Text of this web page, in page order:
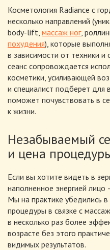
Косметология Radiance с
несколько направлений
body-lift массаж ног,
похудения), которые
в зависимости от техники
сеанс сопровождается
косметики, усиливающей
и специалист подберет для
поможет почувствовать в
к жизни.
Незабываемый
и цена
Если вы хотите видеть в
наполненное энергией
Мы на практике убедились
процедуры в связке с
в несколько раз более
возрасте без этого
видимых результатов.